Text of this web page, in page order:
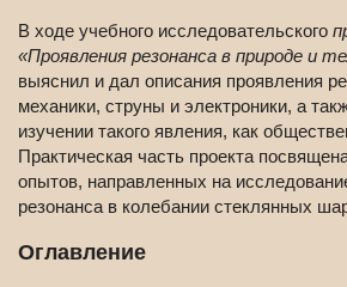
В ходе учебного исследовательского
«Проявления резонанса в природе и
выяснил и дал описания проявления
механики, струны и электроники, а
изучении такого явления, как
Практическая часть проекта
опытов, направленных на
резонанса в колебании стеклянных
Оглавление